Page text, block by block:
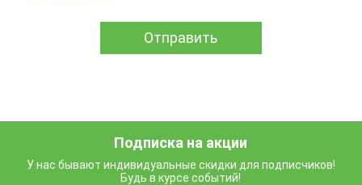
Подписка на акции
У нас бывают индивидуальные скидки для подписчиков!
Будь в курсе событий!